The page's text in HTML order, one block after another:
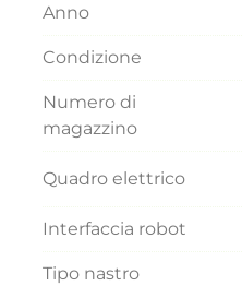
Anno
Condizione
Numero di
magazzino
Quadro elettrico
Interfaccia robot
Tipo nastro